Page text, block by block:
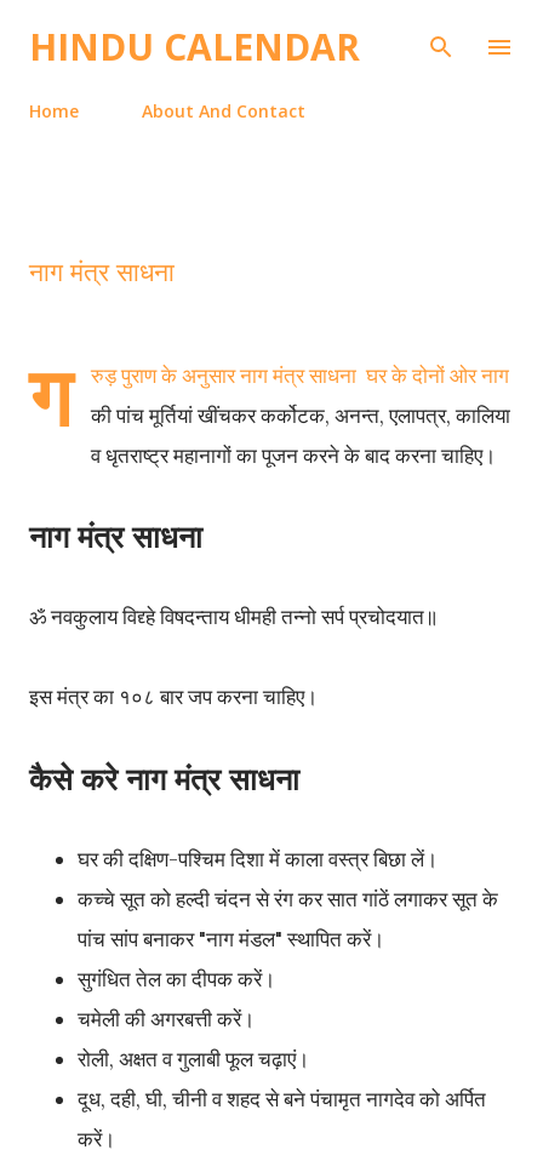
Skip to main content
HINDU CALENDAR
Home About And Contact
नाग मंत्र साधना
ग
रुड़ पुराण के अनुसार नाग मंत्र साधना घर के दोनों ओर नाग
की पांच मूर्तियां खींचकर कर्कोटक, अनन्त, एलापत्र, कालिया
व धृतराष्ट्र महानागों का पूजन करने के बाद करना चाहिए।
नाग मंत्र साधना
ॐ नवकुलाय विद्द्हे विषदन्ताय धीमही तन्नो सर्प प्रचोदयात॥
इस मंत्र का १०८ बार जप करना चाहिए।
कैसे करे नाग मंत्र साधना
घर की दक्षिण-पश्चिम दिशा में काला वस्त्र बिछा लें।
कच्चे सूत को हल्दी चंदन से रंग कर सात गांठें लगाकर सूत के
पांच सांप बनाकर "नाग मंडल" स्थापित करें।
सुगंधित तेल का दीपक करें।
चमेली की अगरबत्ती करें।
रोली, अक्षत व गुलाबी फूल चढ़ाएं।
दूध, दही, घी, चीनी व शहद से बने पंचामृत नागदेव को अर्पित
करें।